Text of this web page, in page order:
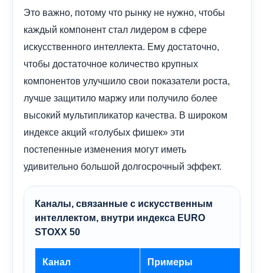
Это важно, потому что рынку не нужно, чтобы
каждый компонент стал лидером в сфере
искусственного интеллекта. Ему достаточно,
чтобы достаточное количество крупных
компонентов улучшило свои показатели роста,
лучше защитило маржу или получило более
высокий мультипликатор качества. В широком
индексе акций «голубых фишек» эти
постепенные изменения могут иметь
удивительно большой долгосрочный эффект.
Каналы, связанные с искусственным
интеллектом, внутри индекса EURO
STOXX 50
Канал Примеры